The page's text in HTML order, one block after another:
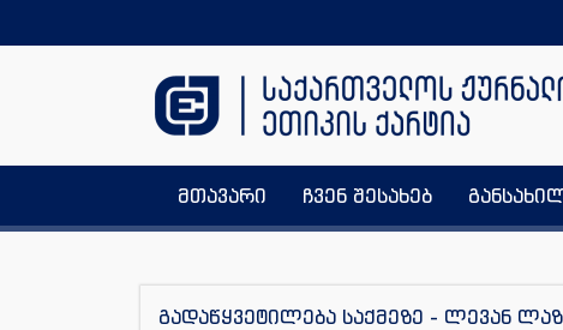
მთავარი ჩვენ შესახებ
გადაწყვეტილება საქმეზე - ლევან